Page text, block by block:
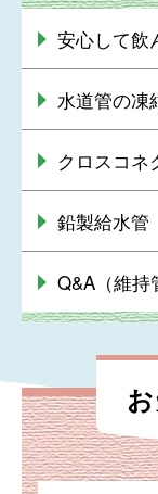
安心して飲
水道管の凍
クロスコネ
鉛製給水管
Q&A（維持